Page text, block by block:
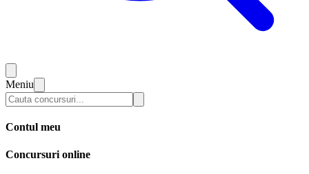
Meniu
Contul meu
Concursuri online